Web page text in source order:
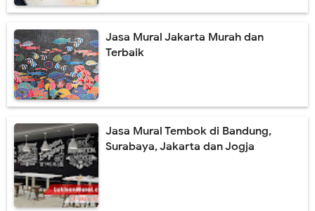
Jasa Lukis Mural Dinding Restoran Desain Menarik
Jasa Lukis Mural Cafe Harga Termurah & Terbaru 2021
Lukisan Mural Dinding Coffee Shop Berkualitas
Perbedaan Lukisan Mural dan Grafiti yang Ternyata Berbeda
Gambar Lukisan Lukisan Mural Terbaik 2021
Lukisan Mural Menarik Cocok Untuk Rumah Minimalis
Jasa Lukis Mural Dengan Kualitas Terbaik Se Indonesia
Jasa Mural Jakarta Murah dan
Terbaik
Jasa Mural Tembok di Bandung,
Surabaya, Jakarta dan Jogja